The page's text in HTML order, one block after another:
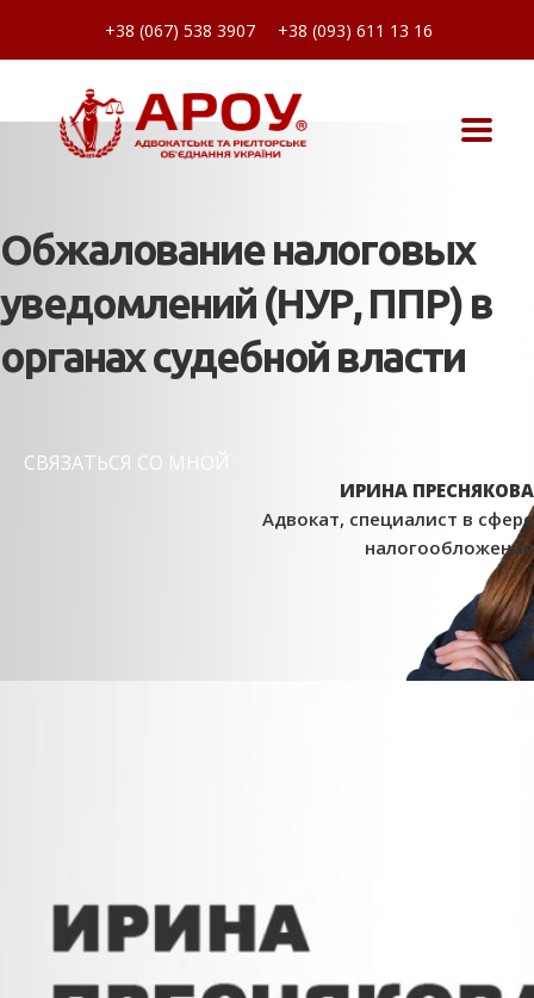
+38 (067) 538 3907 +38 (093) 611 13 16
Обжалование налоговых
уведомлений (НУР, ППР) в
органах судебной власти
СВЯЗАТЬСЯ СО МНОЙ
ИРИНА ПРЕСНЯКОВА
Адвокат, специалист в сфере
налогообложения